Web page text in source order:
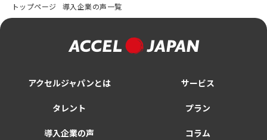
トップページ 導入企業の声一覧
アクセルジャパンとは サービス
タレント プラン
導入企業の声 コラム